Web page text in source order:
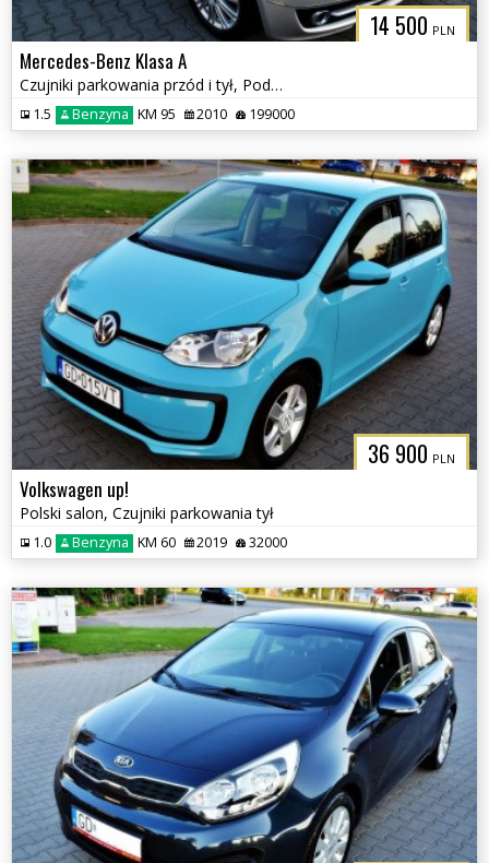
14 500 PLN
Mercedes-Benz Klasa A
Czujniki parkowania przód i tył, Podgrzewane fotele
1.5 Benzyna KM 95 2010 199000
36 900 PLN
Volkswagen up!
Polski salon, Czujniki parkowania tył
1.0 Benzyna KM 60 2019 32000